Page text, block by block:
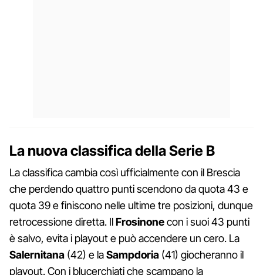
La nuova classifica della Serie B
La classifica cambia così ufficialmente con il Brescia
che perdendo quattro punti scendono da quota 43 e
quota 39 e finiscono nelle ultime tre posizioni, dunque
retrocessione diretta. IlFrosinonecon i suoi 43 punti
è salvo, evita i playout e può accendere un cero. La
Salernitana (42) e laSampdoria (41) giocheranno il
playout. Con i blucerchiati che scampano la